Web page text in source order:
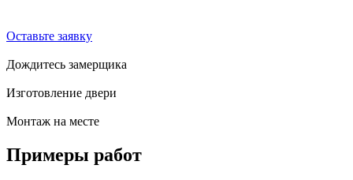
Оставьте заявку
Дождитесь замерщика
Изготовление двери
Монтаж на месте
Примеры работ